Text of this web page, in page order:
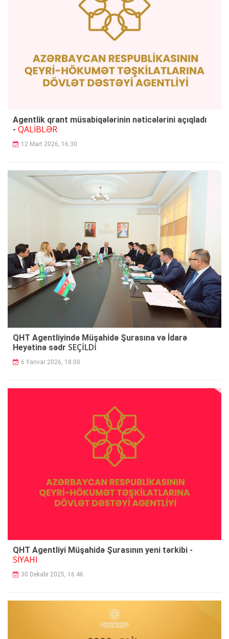
Agentlik qrant müsabiqələrinin nəticələrini açıqladı
- QALİBLƏR
12 Mart 2026, 16:30
QHT Agentliyində Müşahidə Şurasına və İdarə
Heyətinə sədr SEÇİLDİ
6 Yanvar 2026, 18:00
QHT Agentliyi Müşahidə Şurasının yeni tərkibi -
SİYAHI
30 Dekabr 2025, 16:46